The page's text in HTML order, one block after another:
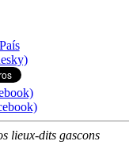
lieux-dits gascons